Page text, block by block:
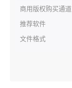
商用版权购买通道
推荐软件
文件格式